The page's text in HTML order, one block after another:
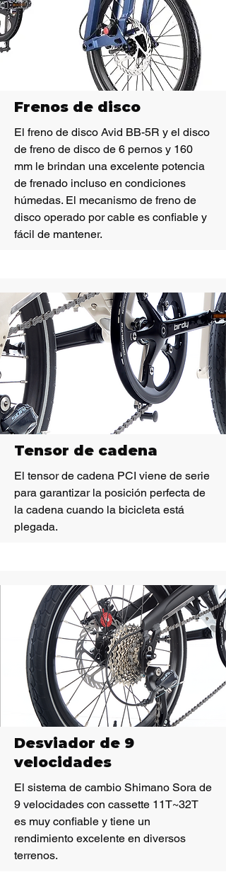
Frenos de disco
El freno de disco Avid BB-5R y el disco
de freno de disco de 6 pernos y 160
mm le brindan una excelente potencia
de frenado incluso en condiciones
húmedas. El mecanismo de freno de
disco operado por cable es confiable y
fácil de mantener.
Tensor de cadena
El tensor de cadena PCI viene de serie
para garantizar la posición perfecta de
la cadena cuando la bicicleta está
plegada.
Desviador de 9
velocidades
El sistema de cambio Shimano Sora de
9 velocidades con cassette 11T~32T
es muy confiable y tiene un
rendimiento excelente en diversos
terrenos.